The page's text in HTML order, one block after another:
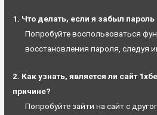
1. Что делать, если я забыл пароль
Попробуйте воспользоваться
восстановления пароля, следуя
2. Как узнать, является ли сайт
причине?
Попробуйте зайти на сайт с